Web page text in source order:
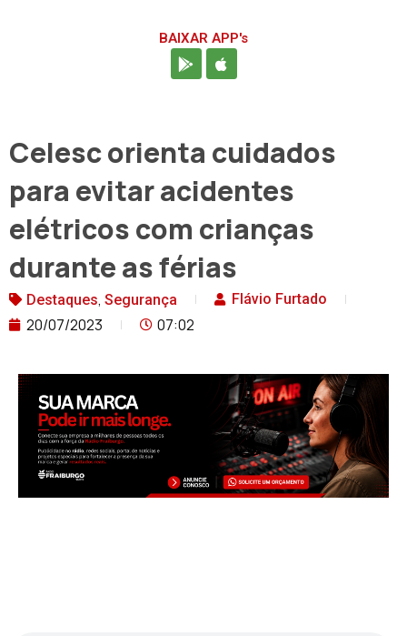
BAIXAR APP's
Celesc orienta cuidados
para evitar acidentes
elétricos com crianças
durante as férias
Destaques, Segurança Flávio Furtado
20/07/2023 07:02